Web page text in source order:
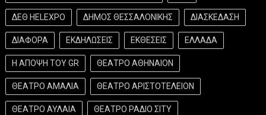
ΔΕΘ HELEXPO ΔΗΜΟΣ ΘΕΣΣΑΛΟΝΙΚΗΣ ΔΙΑΣΚΕΔΑΣΗ
ΔΙΑΦΟΡΑ ΕΚΔΗΛΩΣΕΙΣ ΕΚΘΕΣΕΙΣ ΕΛΛΑΔΑ
Η ΑΠΟΨΗ ΤΟΥ GR ΘΕΑΤΡΟ ΑΘΗΝΑΙΟΝ
ΘΕΑΤΡΟ ΑΜΑΛΙΑ ΘΕΑΤΡΟ ΑΡΙΣΤΟΤΕΛΕΙΟΝ
ΘΕΑΤΡΟ ΑΥΛΑΙΑ ΘΕΑΤΡΟ ΡΑΔΙΟ ΣΙΤΥ